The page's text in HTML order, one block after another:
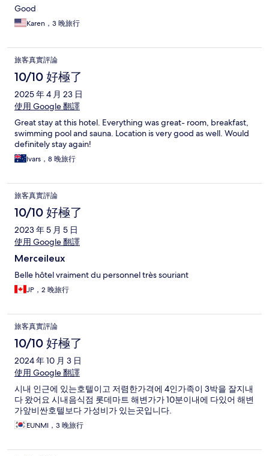
Good
Karen，3 晚旅行
旅客真實評論
10/10 好極了
2025 年 4 月 23 日
使用 Google 翻譯
Great stay at this hotel. Everything was great- room, breakfast,
swimming pool and sauna. Location is very good as well. Would
definitely stay again!
Ivars，8 晚旅行
旅客真實評論
10/10 好極了
2023 年 5 月 5 日
使用 Google 翻譯
Merceileux
Belle hôtel vraiment du personnel très souriant
JP，2 晚旅行
旅客真實評論
10/10 好極了
2024 年 10 月 3 日
使用 Google 翻譯
시내 인근에 있는호텔이고 저렴한가격에 4인가족이 3박을 잘지내
다 왔어요 시내음식점 롯데마트 해변가가 10분이내에 다있어 해변
가앞비싼호텔보다 가성비가 있는곳입니다.
EUNMI，3 晚旅行